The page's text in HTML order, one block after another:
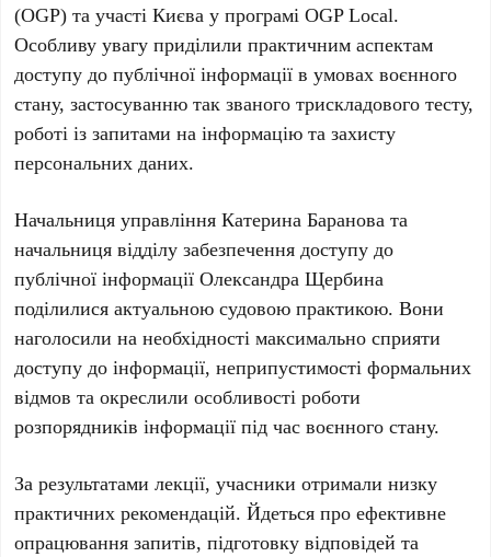
(OGP) та участі Києва у програміOGP Local.
Особливу увагу приділили практичним аспектам
доступу до публічної інформації в умовах воєнного
стану, застосуванню так званого трискладового тесту,
роботі із запитами на інформацію та захисту
персональних даних.
Начальниця управлінняКатерина Баранова та
начальниця відділу забезпечення доступу до
публічної інформаціїОлександра Щербина
поділилися актуальною судовою практикою. Вони
наголосили на необхідності максимально сприяти
доступу до інформації, неприпустимості формальних
відмов та окреслили особливості роботи
розпорядників інформації під час воєнного стану.
За результатами лекції, учасники отримали низку
практичних рекомендацій. Йдеться про ефективне
опрацювання запитів, підготовку відповідей та